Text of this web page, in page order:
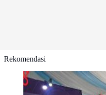
Rekomendasi